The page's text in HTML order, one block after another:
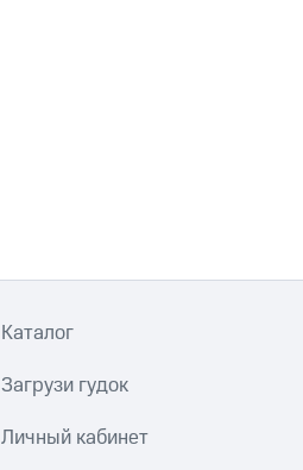
Каталог
Загрузи гудок
Личный кабинет